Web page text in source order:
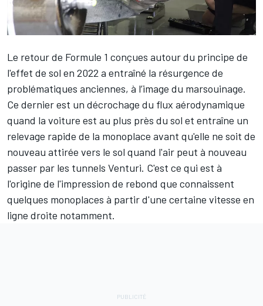
Le retour de Formule 1 conçues autour du principe de
l'effet de sol en 2022 a entraîné la résurgence de
problématiques anciennes, à l’image du marsouinage.
Ce dernier est un décrochage du flux aérodynamique
quand la voiture est au plus près du sol et entraîne un
relevage rapide de la monoplace avant qu'elle ne soit de
nouveau attirée vers le sol quand l'air peut à nouveau
passer par les tunnels Venturi. C'est ce qui est à
l'origine de l'impression de rebond que connaissent
quelques monoplaces à partir d'une certaine vitesse en
ligne droite notamment.